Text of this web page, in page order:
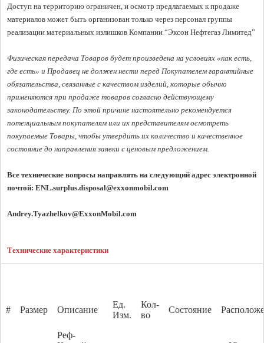
Доступ на территорию ограничен, и осмотр предлагаемых к продаже
материалов может быть организован только через персонал группы
реализации материальных излишков Компании “Эксон Нефтегаз Лимитед”
Физическая передача Товаров будет произведена на условиях «как есть,
где есть» и Продавец не должен нести перед Покупателем гарантийные
обязательства, связанные с качеством изделий, которые обычно
применяются при продаже товаров согласно действующему
законодательству. По этой причине настоятельно рекомендуется
потенциальным покупателям или их представителям осмотреть
покупаемые Товары, чтобы утвердить их количество и качественное
состояние до направления заявки с ценовым предложением.
Все технические вопросы направлять на следующий адрес электронной
почтой: ENL.surplus.disposal@exxonmobil.com
Andrey.Tyazhelkov@ExxonMobil.com
Технические характеристики
# Размер Описание
Ед.
Изм.
Кол-
во
Состояние
Реф-